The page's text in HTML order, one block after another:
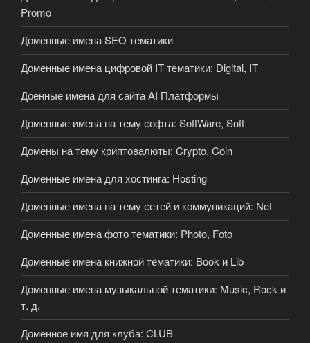
Promo
Доменные имена SEO тематики
Доменные имена цифровой IT тематики: Digital, IT
Доенные имена для сайта AI Платформы
Доменные имена на тему софта: SoftWare, Soft
Домены на тему криптовалюты: Crypto, Coin
Доменные имена для хостинга: Hosting
Доменные имена на тему сетей и коммуникаций: Net
Доменные имена фото тематики: Photo, Foto
Доменные имена книжной тематики: Book и Lib
Доменные имена музыкальной тематики: Music, Rock и
т. д.
Доменное имя для клуба: CLUB